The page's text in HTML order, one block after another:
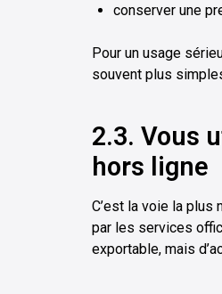
conserver une
Pour un usage
souvent plus
2.3. Vous
hors ligne
C’est la voie la plus
par les services
exportable, mais